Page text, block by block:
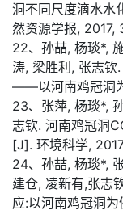
洞不同尺度滴水水
然资源学报, 2017,
22、孙喆, 杨琰*,
涛, 梁胜利, 张志钦
——以河南鸡冠洞
23、张萍, 杨琰*,
志钦. 河南鸡冠洞
[J]. 环境科学,
24、孙喆, 杨琰*,
建仓, 凌新有,张志
应:以河南鸡冠洞